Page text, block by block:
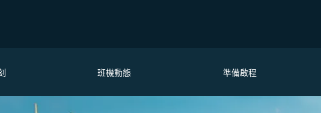
班機動態 準備啟程